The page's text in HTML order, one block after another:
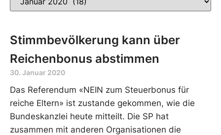
Stimmbevölkerung kann über
Reichenbonus abstimmen
30. Januar 2020
Das Referendum «NEIN zum Steuerbonus für
reiche Eltern» ist zustande gekommen, wie die
Bundeskanzlei heute mitteilt. Die SP hat
zusammen mit anderen Organisationen die